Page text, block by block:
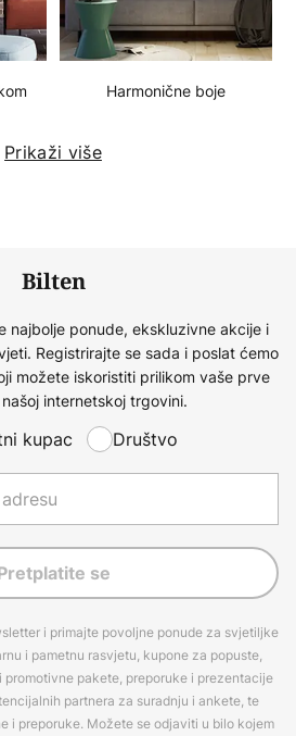
Harmonične boje
Prikaži više
Bilten
najbolje ponude, ekskluzivne akcije i
Registrirajte se sada i poslat ćemo
možete iskoristiti prilikom vaše prve
internetskoj trgovini.
kupac Društvo
se
i primajte povoljne ponude za svjetiljke
i pametnu rasvjetu, kupone za popuste,
pakete, preporuke i prezentacije
partnera za suradnju i ankete, te
i preporuke. Možete se odjaviti u bilo kojem